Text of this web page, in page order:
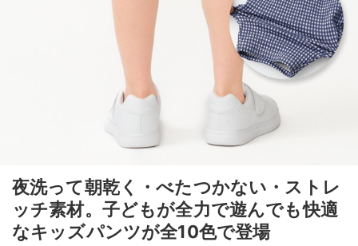
夜洗って朝乾く・べたつかない・ストレ
ッチ素材。子どもが全力で遊んでも快適
なキッズパンツが全10色で登場